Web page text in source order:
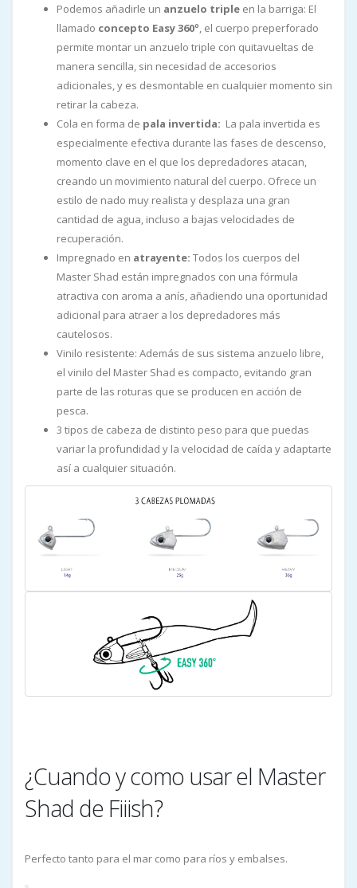
Podemos añadirle un anzuelo triple en la barriga: El
llamado concepto Easy 360º, el cuerpo preperforado
permite montar un anzuelo triple con quitavueltas de
manera sencilla, sin necesidad de accesorios
adicionales, y es desmontable en cualquier momento sin
retirar la cabeza.
Cola en forma de pala invertida: La pala invertida es
especialmente efectiva durante las fases de descenso,
momento clave en el que los depredadores atacan,
creando un movimiento natural del cuerpo. Ofrece un
estilo de nado muy realista y desplaza una gran
cantidad de agua, incluso a bajas velocidades de
recuperación.
Impregnado en atrayente: Todos los cuerpos del
Master Shad están impregnados con una fórmula
atractiva con aroma a anís, añadiendo una oportunidad
adicional para atraer a los depredadores más
cautelosos.
Vinilo resistente: Además de sus sistema anzuelo libre,
el vinilo del Master Shad es compacto, evitando gran
parte de las roturas que se producen en acción de
pesca.
3 tipos de cabeza de distinto peso para que puedas
variar la profundidad y la velocidad de caída y adaptarte
así a cualquier situación.
¿Cuando y como usar el Master
Shad de Fiiish?
Perfecto tanto para el mar como para ríos y embalses.